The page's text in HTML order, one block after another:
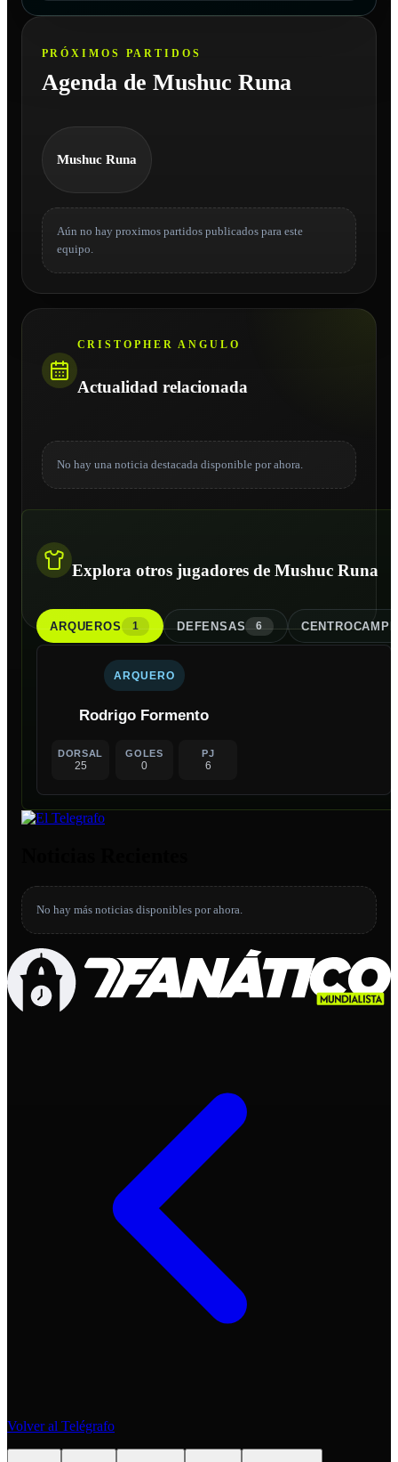
PRÓXIMOS PARTIDOS
Agenda de Mushuc Runa
Mushuc Runa
Aún no hay proximos partidos publicados para este
equipo.
CRISTOPHER ANGULO
Actualidad relacionada
No hay una noticia destacada disponible por ahora.
Explora otros jugadores de Mushuc Runa
ARQUEROS 1 DEFENSAS 6
ARQUERO
Rodrigo Formento
DORSAL
25
GOLES
0
PJ
6
No hay más noticias disponibles por ahora.
Volver al Telégrafo